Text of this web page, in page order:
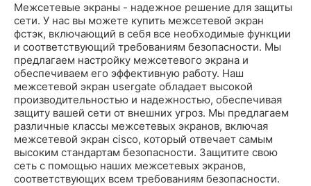
Межсетевые экраны - надежное решение для защиты
сети. У нас вы можете купить межсетевой экран
фстэк, включающий в себя все необходимые функции
и соответствующий требованиям безопасности. Мы
предлагаем настройку межсетевого экрана и
обеспечиваем его эффективную работу. Наш
межсетевой экран usergate обладает высокой
производительностью и надежностью, обеспечивая
защиту вашей сети от внешних угроз. Мы предлагаем
различные классы межсетевых экранов, включая
межсетевой экран cisco, который отвечает самым
высоким стандартам безопасности. Защитите свою
сеть с помощью наших межсетевых экранов,
соответствующих всем требованиям безопасности.